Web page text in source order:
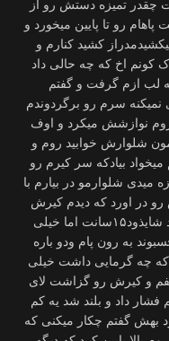
چقدر تمیزه دستش رو از
رو تا پایین میخورد و
کشید کنارم و
کونم اخ که چه حالی داد
لب ازم گرفت و گفتم
نمیکنه سرم رو برگردوندم
اروم نوازشش میکرد و اوف
شلوارش خوابید روم و
بیادکه سر کیرم رو
میدی شلوارمو در بیارم با
در اورد که دیدم کیرش
داره منفجر میشه کیرش زیاد بزرگ نبود شایذود۱۵سانت اما خیلی
به رون پام ودو باره
چه گرمایی داشت خیلی
و کیرش رو گزاشت لای
فشار داد و بلند شد یه کم
بهش گفتم چکار میکنی که